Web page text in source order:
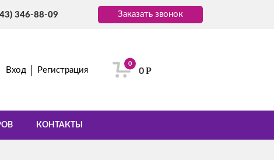
346-88-09 Заказать звонок
Вход Регистрация
0
0Р
КОНТАКТЫ